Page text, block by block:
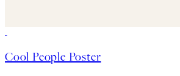
Cool People Poster